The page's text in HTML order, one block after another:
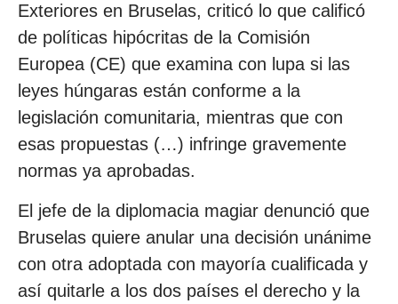
Exteriores en Bruselas, criticó lo que calificó
de políticas hipócritas de la Comisión
Europea (CE) que examina con lupa si las
leyes húngaras están conforme a la
legislación comunitaria, mientras que con
esas propuestas (…) infringe gravemente
normas ya aprobadas.
El jefe de la diplomacia magiar denunció que
Bruselas quiere anular una decisión unánime
con otra adoptada con mayoría cualificada y
así quitarle a los dos países el derecho y la